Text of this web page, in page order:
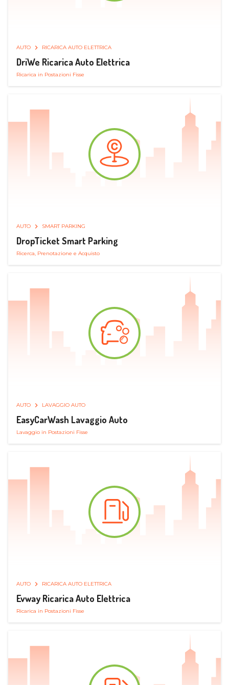
AUTO RICARICA AUTO ELETTRICA
DriWe Ricarica Auto Elettrica
Ricarica in Postazioni Fisse
AUTO SMART PARKING
DropTicket Smart Parking
Ricerca, Prenotazione e Acquisto
AUTO LAVAGGIO AUTO
EasyCarWash Lavaggio Auto
Lavaggio in Postazioni Fisse
AUTO RICARICA AUTO ELETTRICA
Evway Ricarica Auto Elettrica
Ricarica in Postazioni Fisse